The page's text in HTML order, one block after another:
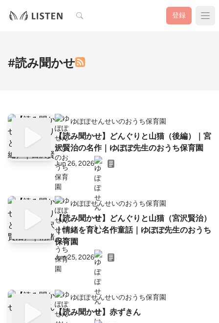
検索 登録
#読み聞かせ
ゆぽぽせんせいのおうち保育園
【読み聞かせ】どんぐりと山猫（後編）｜宮
沢賢治の名作｜ゆぽぽ先生のおうち保育園
Jun 26, 2026
ゆぽぽせんせいのおうち保育園
【読み聞かせ】どんぐりと山猫（宮沢賢治）
｜情緒を育む名作童話｜ゆぽぽ先生のおうち
保育園
Jun 25, 2026
ゆぽぽせんせいのおうち保育園
【読み聞かせ】赤ずきん